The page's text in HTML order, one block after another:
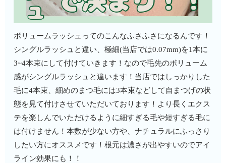
ボリュームラッシュってのこんなふさふさになるんです！
シングルラッシュと違い、極細(当店では0.07mm)を1本に
3~4本束にして付けていきます！なので毛先のボリューム
感がシングルラッシュと違います！当店ではしっかりした
毛に4本束、細めのまつ毛には3本束などして自まつげの状
態を見て付けさせていただいております！より長くエクス
テを楽しんでいただけるように細すぎる毛や短すぎる毛に
は付けません！本数が少ない方や、ナチュラルにふっさり
したい方にオススメです！根元は濃さが出やすいのでアイ
ライン効果にも！！